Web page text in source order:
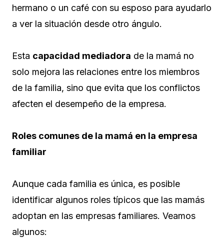
hermano o un café con su esposo para ayudarlo
a ver la situación desde otro ángulo.
Esta capacidad mediadora de la mamá no
solo mejora las relaciones entre los miembros
de la familia, sino que evita que los conflictos
afecten el desempeño de la empresa.
Roles comunes de la mamá en la empresa
familiar
Aunque cada familia es única, es posible
identificar algunos roles típicos que las mamás
adoptan en las empresas familiares. Veamos
algunos: